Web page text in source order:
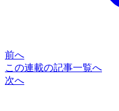
前へ
この連載の記事一覧へ
次へ